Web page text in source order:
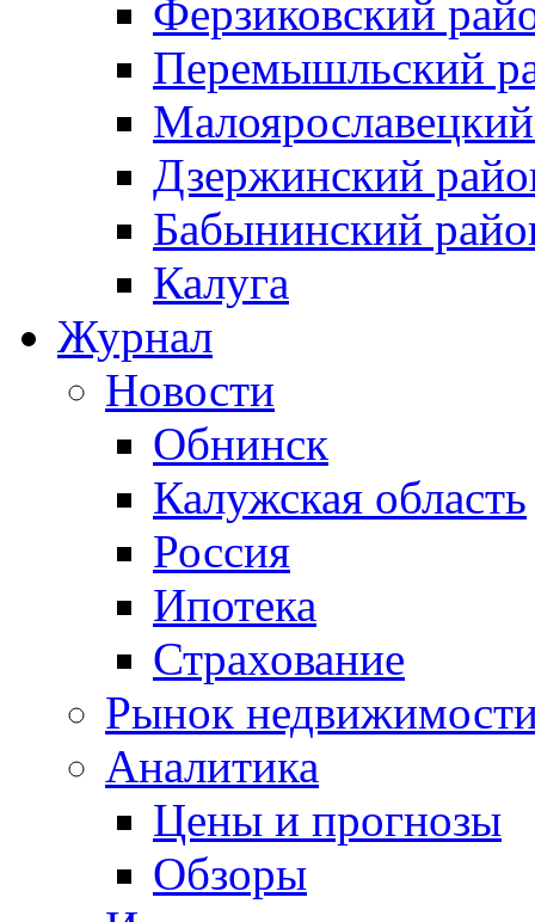
Ферзиковский
Перемышльский
Дзержинский
Бабынинский
Калуга
Журнал
Новости
Обнинск
Калужская область
Россия
Ипотека
Страхование
Рынок
Аналитика
Цены и прогнозы
Обзоры